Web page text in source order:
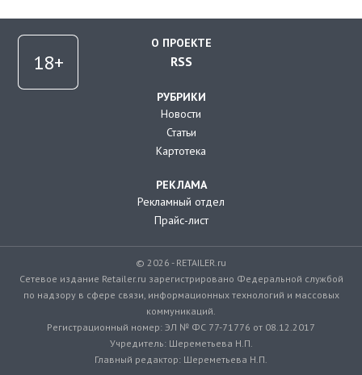
О ПРОЕКТЕ
RSS
РУБРИКИ
Новости
Статьи
Картотека
РЕКЛАМА
Рекламный отдел
Прайс-лист
© 2026 - RETAILER.ru
Сетевое издание Retailer.ru зарегистрировано Федеральной службой
по надзору в сфере связи, информационных технологий и массовых
коммуникаций.
Регистрационный номер: ЭЛ № ФС 77-71776 от 08.12.2017
Учредитель: Шереметьева Н.П.
Главный редактор: Шереметьева Н.П.